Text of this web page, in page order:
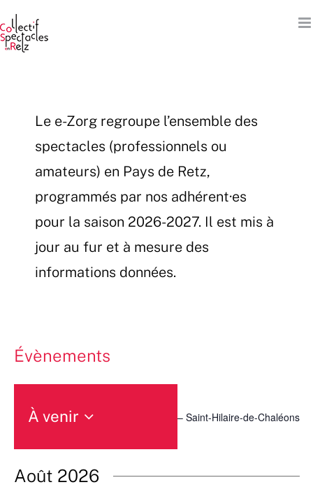
au
contenu
Le e-Zorg regroupe l’ensemble des
spectacles (professionnels ou
amateurs) en Pays de Retz,
programmés par nos adhérent·es
pour la saison 2026-2027. Il est mis à
jour au fur et à mesure des
informations données.
Évènements
– Saint-Hilaire-de-Chaléons
À venir
une
date.
Août 2026